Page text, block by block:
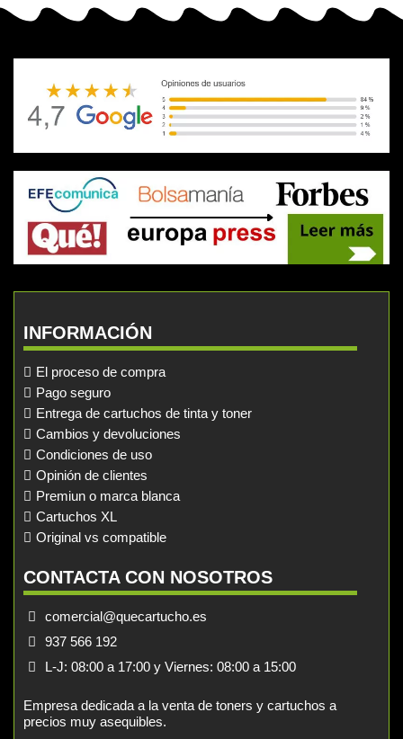
INFORMACIÓN
El proceso de compra
Pago seguro
Entrega de cartuchos de tinta y toner
Cambios y devoluciones
Condiciones de uso
Opinión de clientes
Premiun o marca blanca
Cartuchos XL
Original vs compatible
CONTACTA CON NOSOTROS
comercial@quecartucho.es
937 566 192
L-J: 08:00 a 17:00 y Viernes: 08:00 a 15:00
Empresa dedicada a la venta de toners y cartuchos a
precios muy asequibles.